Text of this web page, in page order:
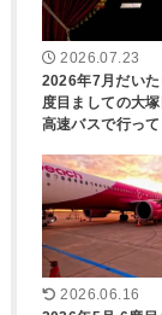
2026.07.23
2026年7月だい
度目ましての大
高速バスで行っ
2026.06.16